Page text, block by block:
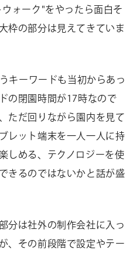
ォーク"をやったら面白そ
枠の部分は見えてきていま
キーワードも当初からあっ
の閉園時間が17時なので
ただ回りながら園内を見て
レット端末を一人一人に持
しめる、テクノロジーを使
きるのではないかと話が盛
分は社外の制作会社に入っ
、その前段階で設定やテー